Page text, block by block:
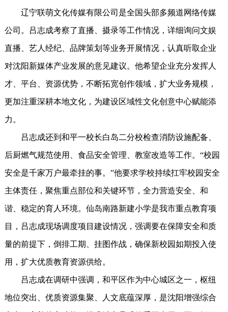
辽宁联萌文化传媒有限公司是全国头部多频道网络传媒
公司。吕志成考察了直播、摄录等工作情况，详细询问文娱
直播、艺人经纪、品牌策划等业务开展情况，认真听取企业
对沈阳新媒体产业发展的意见建议。他希望企业充分发挥人
才、平台、资源优势，不断拓宽创作领域，扩大业务规模，
更加注重深耕本地文化，为建设区域性文化创意中心赋能添
力。
吕志成还到和平一校长白岛二分校检查消防设施配备、
后厨燃气规范使用、食品安全管理、教室改造等工作。“校园
安全是千家万户最牵挂的事。”他要求学校持续扛牢校园安全
主体责任，聚焦重点部位和关键环节，全力营造安全、和
谐、稳定的育人环境。仙岛南路新建小学是我市重点教育项
目，吕志成现场调度项目建设情况，强调要在保障安全和质
量的前提下，倒排工期、挂图作战，确保新校园如期投入使
用，扩大优质教育资源供给。
吕志成在调研中强调，和平区作为中心城区之一，枢纽
地位突出、优质资源集聚、人文底蕴深厚，是沈阳增强综合